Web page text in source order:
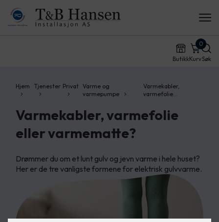
ButikkKurv
0
Søk
Hjem Tjenester Privat Varme og
varmepumpe
Varmekabler,
varmefolie…
Varmekabler, varmefolie
eller varmematte?
Drømmer du om et lunt gulv og jevn varme i hele huset?
Her er de tre vanligste formene for elektrisk gulvvarme.